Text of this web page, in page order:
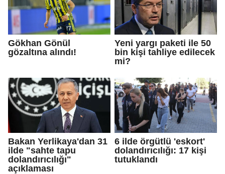
Gökhan Gönül
gözaltına alındı!
Yeni yargı paketi ile 50
bin kişi tahliye edilecek
mi?
Bakan Yerlikaya'dan 31
ilde "sahte tapu
dolandırıcılığı"
açıklaması
6 ilde örgütlü 'eskort'
dolandırıcılığı: 17 kişi
tutuklandı